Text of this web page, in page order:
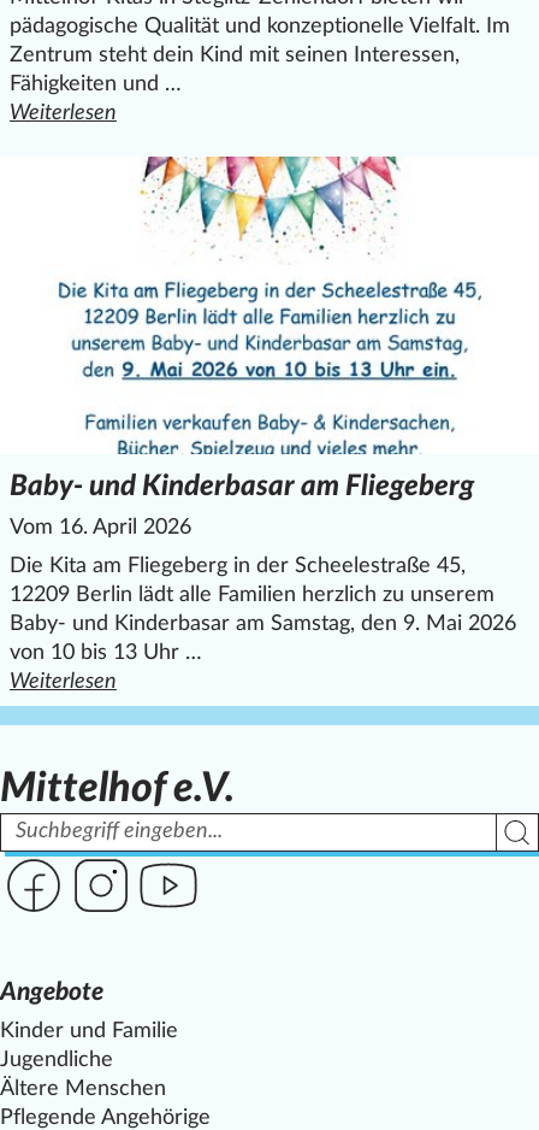
pädagogische Qualität und konzeptionelle Vielfalt. Im
Zentrum steht dein Kind mit seinen Interessen,
Fähigkeiten und …
Weiterlesen
den ganzen Artikel "Der Sommer naht –und du suchst
Baby- und Kinderbasar am Fliegeberg
Vom 16. April 2026
Die Kita am Fliegeberg in der Scheelestraße 45,
12209 Berlin lädt alle Familien herzlich zu unserem
Baby- und Kinderbasar am Samstag, den 9. Mai 2026
von 10 bis 13 Uhr …
Weiterlesen
den ganzen Artikel "Baby- und Kinderbasar am Fliegeberg
Mittelhof e.V.
Suchbegriff
Link zur Seite des Mittelhof auf Facebook
Link zur Seite des Mittelhof auf Instagram
Link zur Seite des Mittelhof auf Youtube
Angebote
Kinder und Familie
Jugendliche
Ältere Menschen
Pflegende Angehörige